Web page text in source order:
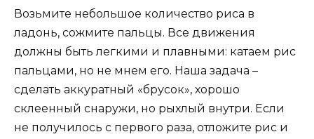
Возьмите небольшое количество риса в
ладонь, сожмите пальцы. Все движения
должны быть легкими и плавными: катаем рис
пальцами, но не мнем его. Наша задача –
сделать аккуратный «брусок», хорошо
склеенный снаружи, но рыхлый внутри. Если
не получилось с первого раза, отложите рис и